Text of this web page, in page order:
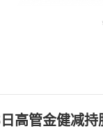
高管金健减持